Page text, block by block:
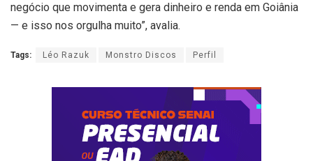
negócio que movimenta e gera dinheiro e renda em Goiânia
— e isso nos orgulha muito”, avalia.
Tags: Léo Razuk Monstro Discos Perfil